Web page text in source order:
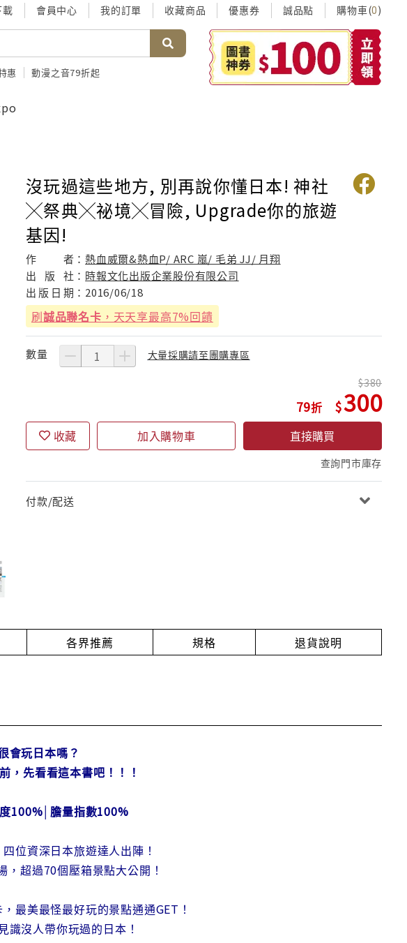
載 會員中心 我的訂單 收藏商品 優惠券 誠品點 購物車(0)
惠 動漫之音79折起
沒玩過這些地方, 別再說你懂日本! 神社
╳祭典╳祕境╳冒險, Upgrade你的旅遊
基因!
作 者：熱血威爾&熱血P/ ARC 嵐/ 毛弟 JJ/ 月翔
出
版 社： 時報文化出版企業股份有限公司
出 版 日 期： 2016/06/18
刷誠品聯名卡 ，天天享最高7%回饋
數量 大量採購請至團購專區
79
380
300
收藏 加入購物車 直接購買
查詢門市庫存
付款/配送
各界推薦 規格 退貨說明
會玩日本嗎？
，先看看這本書吧！！！
100%│膽量指數100%
位資深日本旅遊達人出陣！
，超過70個壓箱景點大公開！
最美最怪最好玩的景點通通GET！
識沒人帶你玩過的日本！